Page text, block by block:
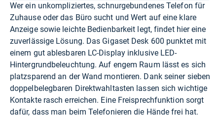
Wer ein unkompliziertes, schnurgebundenes Telefon für
Zuhause oder das Büro sucht und Wert auf eine klare
Anzeige sowie leichte Bedienbarkeit legt, findet hier eine
zuverlässige Lösung. Das Gigaset Desk 600 punktet mit
einem gut ablesbaren LC-Display inklusive LED-
Hintergrundbeleuchtung. Auf engem Raum lässt es sich
platzsparend an der Wand montieren. Dank seiner sieben
doppelbelegbaren Direktwahltasten lassen sich wichtige
Kontakte rasch erreichen. Eine Freisprechfunktion sorgt
dafür, dass man beim Telefonieren die Hände frei hat.